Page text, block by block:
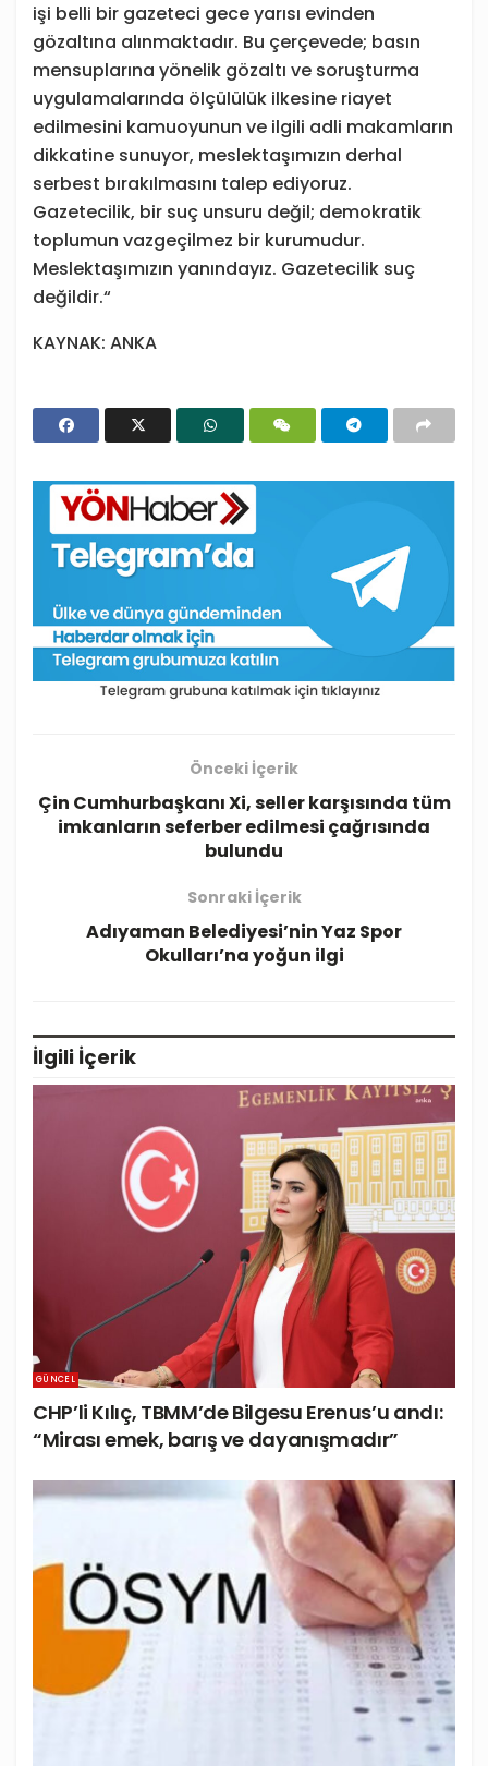
işi belli bir gazeteci gece yarısı evinden
gözaltına alınmaktadır. Bu çerçevede; basın
mensuplarına yönelik gözaltı ve soruşturma
uygulamalarında ölçülülük ilkesine riayet
edilmesini kamuoyunun ve ilgili adli makamların
dikkatine sunuyor, meslektaşımızın derhal
serbest bırakılmasını talep ediyoruz.
Gazetecilik, bir suç unsuru değil; demokratik
toplumun vazgeçilmez bir kurumudur.
Meslektaşımızın yanındayız. Gazetecilik suç
değildir.“
KAYNAK: ANKA
Önceki İçerik
Çin Cumhurbaşkanı Xi, seller karşısında tüm
imkanların seferber edilmesi çağrısında
bulundu
Sonraki İçerik
Adıyaman Belediyesi’nin Yaz Spor
Okulları’na yoğun ilgi
İlgili İçerik
GÜNCEL
CHP’li Kılıç, TBMM’de Bilgesu Erenus’u andı:
“Mirası emek, barış ve dayanışmadır”